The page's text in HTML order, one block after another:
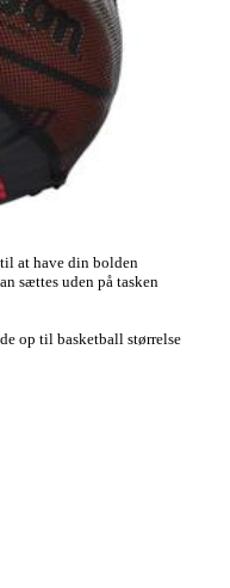
at have din bolden
sættes uden på tasken
op til basketball størrelse